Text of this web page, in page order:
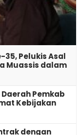
35, Pelukis Asal
Muassis dalam
Pemkab
Kebijakan
dengan